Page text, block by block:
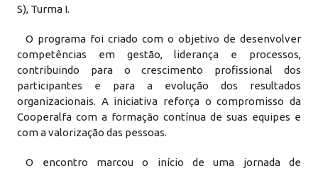
S), Turma I.
O programa foi criado com o objetivo de desenvolver
competências em gestão, liderança e processos,
contribuindo para o crescimento profissional dos
participantes e para a evolução dos resultados
organizacionais. A iniciativa reforça o compromisso da
Cooperalfa com a formação contínua de suas equipes e
com a valorização das pessoas.
O encontro marcou o início de uma jornada de